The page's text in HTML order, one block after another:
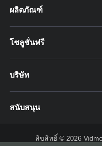
ผลิตภัณฑ์
โซลูชั่นฟรี
บริษัท
สนับสนุน
ลิขสิทธิ์ © 2026